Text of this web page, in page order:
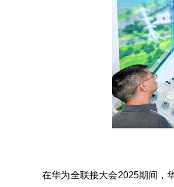
在华为全联接大会2025期间，